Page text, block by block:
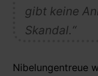
gibt keine
Skandal.“
Nibelungentreue